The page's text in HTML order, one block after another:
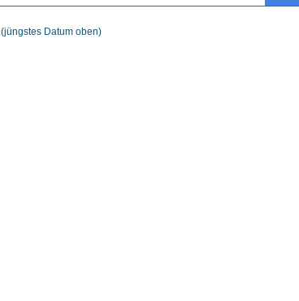
(jüngstes Datum oben)